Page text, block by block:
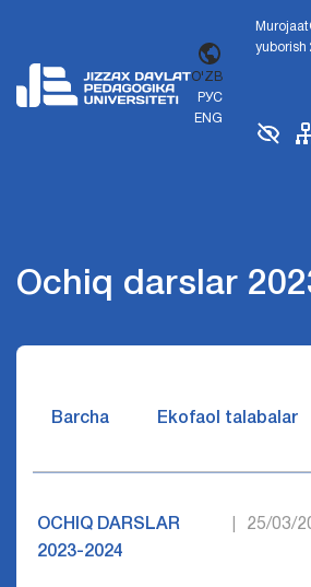
O'ZB
РУС
ENG
Murojaat
yuborish
Ochiq darslar
Barcha Ekofaol talabalar
OCHIQ DARSLAR
2023-2024
25/03/